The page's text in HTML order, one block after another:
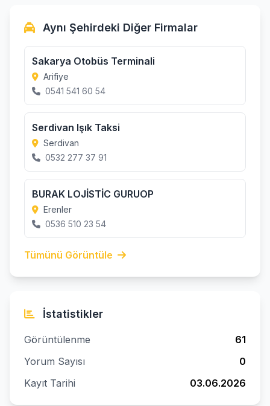
Aynı Şehirdeki Diğer Firmalar
Sakarya Otobüs Terminali
Arifiye
0541 541 60 54
Serdivan Işık Taksi
Serdivan
0532 277 37 91
BURAK LOJİSTİC GURUOP
Erenler
0536 510 23 54
Tümünü Görüntüle
İstatistikler
Görüntülenme
61
Yorum Sayısı
0
Kayıt Tarihi
03.06.2026